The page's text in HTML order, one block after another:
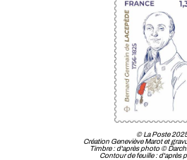
© La Poste
Création Geneviève Marot et
Timbre : d'après photo ©
Contour de feuille : d'après